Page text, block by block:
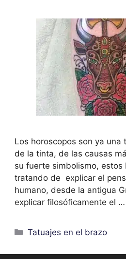
Los horoscopos son ya una
de la tinta, de las causas
su fuerte simbolismo, estos
tratando de explicar el
humano, desde la antigua
explicar filosóficamente el …
Categorías
Tatuajes en el brazo